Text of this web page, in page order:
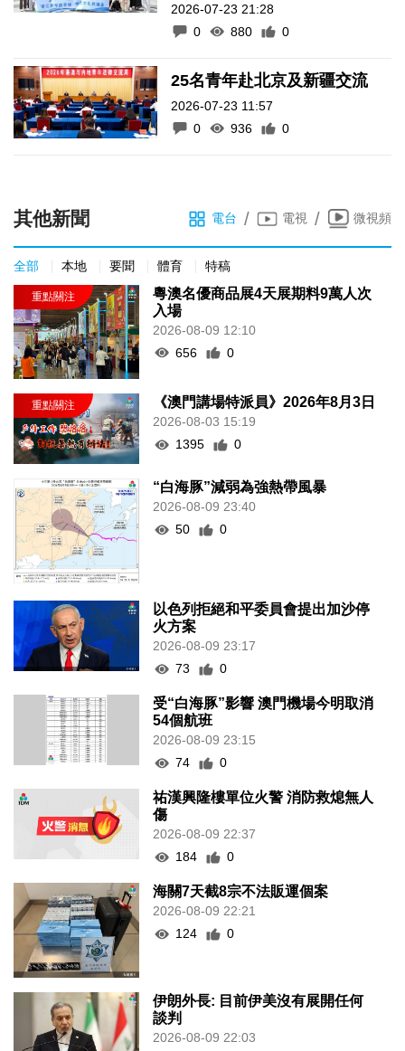
2026-07-23 21:28
0
880 0
25名青年赴北京及新疆交流
2026-07-23 11:57
0
936 0
其他新聞 電台 / 電視 / 微視頻
全部 本地 要聞 體育 特稿
粵澳名優商品展4天展期料9萬人次
入場
2026-08-09 12:10
656
0
《澳門講場特派員》2026年8月3日
2026-08-03 15:19
1395
0
“白海豚”減弱為強熱帶風暴
2026-08-09 23:40
50
0
以色列拒絕和平委員會提出加沙停
火方案
2026-08-09 23:17
73
0
受“白海豚”影響 澳門機場今明取消
54個航班
2026-08-09 23:15
74
0
祐漢興隆樓單位火警 消防救熄無人
傷
2026-08-09 22:37
184
0
海關7天截8宗不法販運個案
2026-08-09 22:21
124
0
伊朗外長: 目前伊美沒有展開任何
談判
2026-08-09 22:03